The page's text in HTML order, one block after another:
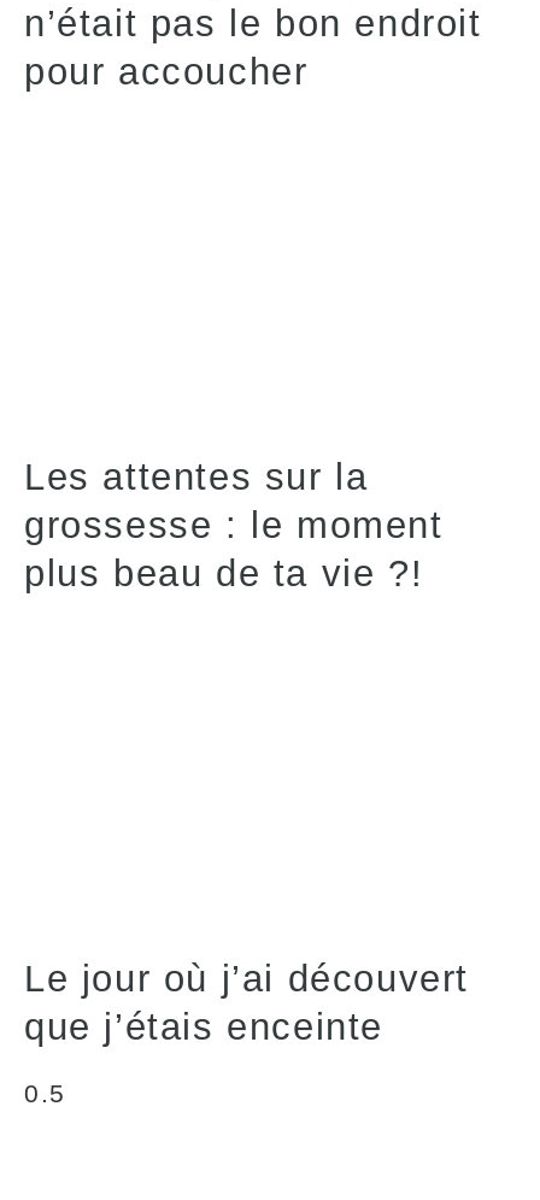
n’était pas le bon endroit
pour accoucher
Les attentes sur la
grossesse : le moment
plus beau de ta vie ?!
Le jour où j’ai découvert
que j’étais enceinte